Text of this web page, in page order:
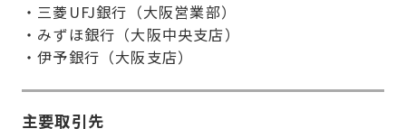
・三菱UFJ銀行（大阪営業部）
・みずほ銀行（大阪中央支店）
・伊予銀行（大阪支店）
主要取引先